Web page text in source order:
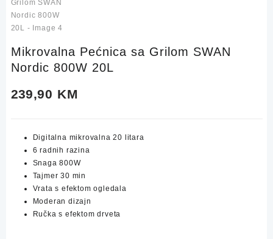
Mikrovalna Pećnica sa Grilom SWAN
Nordic 800W 20L
239,90 KM
Digitalna mikrovalna 20 litara
6 radnih razina
Snaga 800W
Tajmer 30 min
Vrata s efektom ogledala
Moderan dizajn
Ručka s efektom drveta